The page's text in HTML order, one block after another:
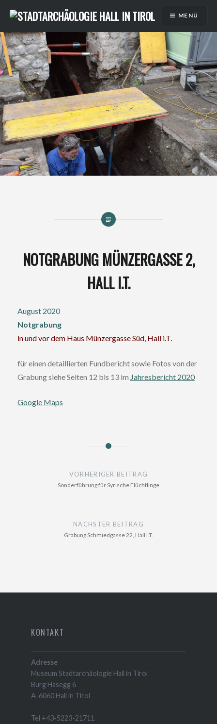
zum
Inhalt
MENÜ
NOTGRABUNG MÜNZERGASSE 2,
HALL I.T.
August 2020
Notgrabung
in und vor dem Haus Münzergasse Süd, Hall i.T.
für einen detaillierten Fundbericht sowie Fotos von der
Grabung siehe Seiten 12 bis 13 im Jahresbericht 2020
Google Maps
VORHERIGER BEITRAG
Sonderführung für Syrische Flüchtlinge
NÄCHSTER BEITRAG
Grabung Schmiedgasse 22, Hall i.T.
KONTAKT
Adresse
Museum Stadtarchäologie Hall in Tirol
Burg Hasegg 6
A-6060 Hall in Tirol
Tel +43-5223-21711